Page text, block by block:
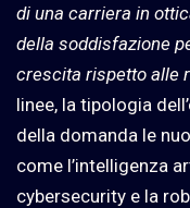
di una carriera in
della soddisfazione
crescita rispetto alle
linee, la tipologia
della domanda le
come l’intelligenza
cybersecurity e la